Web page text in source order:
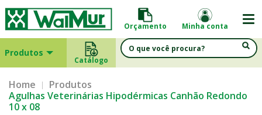
Orçamento Minha conta
Produtos
Catálogo
Home
Produtos
Agulhas Veterinárias Hipodérmicas Canhão Redondo
10 x 08